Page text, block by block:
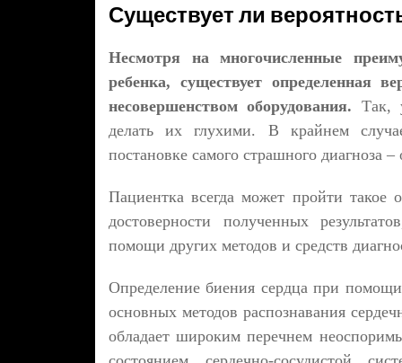
Существует ли
Несмотря на многочисленные
ребенка, существует определенная
несовершенством оборудования. Так,
делать их глухими. В крайнем
постановке самого страшного диагноза
Пациентка всегда может пройти такое
достоверности полученных
помощи других методов и средств
Определение биения сердца при помощи
основных методов распознавания
обладает широким перечнем